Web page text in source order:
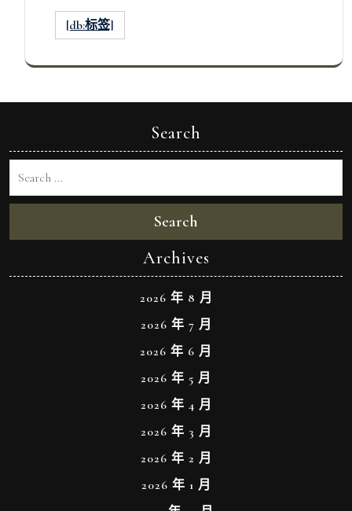
[db:标签]
Search
Search
Archives
2026 年 8 月
2026 年 7 月
2026 年 6 月
2026 年 5 月
2026 年 4 月
2026 年 3 月
2026 年 2 月
2026 年 1 月